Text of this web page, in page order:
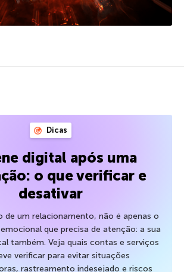
Dicas
digital após uma
o que verificar e
desativar
de um relacionamento, não é apenas o
que precisa de atenção: a sua
também. Veja quais contas e serviços
verificar para evitar situações
rastreamento indesejado e riscos